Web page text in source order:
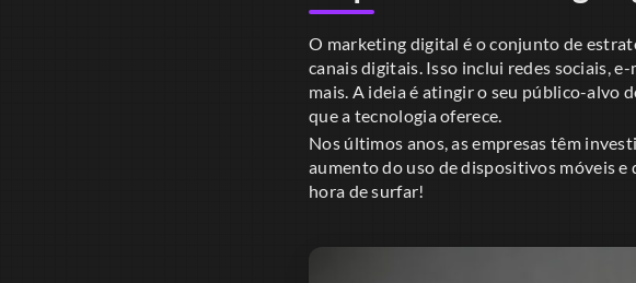
O marketing digital é o conjunto de
canais digitais. Isso inclui redes sociais,
mais. A ideia é atingir o seu público-alvo
que a tecnologia oferece.
Nos últimos anos, as empresas têm
aumento do uso de dispositivos móveis e
hora de surfar!